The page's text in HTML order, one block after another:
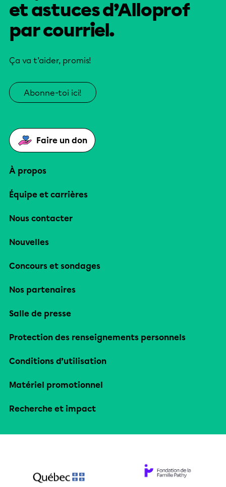
et astuces d’Alloprof
par courriel.
Ça va t’aider, promis!
Abonne-toi ici!
Faire un don
À propos
Équipe et carrières
Nous contacter
Nouvelles
Concours et sondages
Nos partenaires
Salle de presse
Protection des renseignements personnels
Conditions d’utilisation
Matériel promotionnel
Recherche et impact